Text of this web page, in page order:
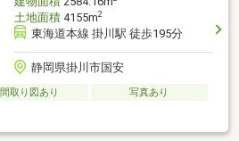
土地面積4155m2
東海道本線 掛川駅 徒歩195分
静岡県掛川市国安
間取り図あり
写真あり